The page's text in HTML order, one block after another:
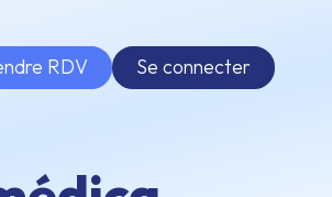
RDV Se connecter